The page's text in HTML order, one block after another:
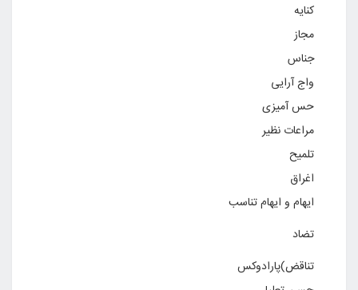
کنایه
مجاز
جناس
واج آرایی
حس آمیزی
مراعات نظیر
تلمیح
اغراق
ایهام و ایهام تناسب
تضاد
تناقض)پارادوکس